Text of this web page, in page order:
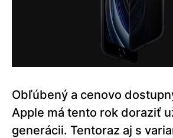
Obľúbený a cenovo
Apple má tento rok doraziť
generácii. Tentoraz aj s